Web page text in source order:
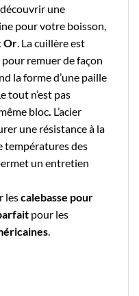
une
pour votre boisson,
Or . La cuillère est
remuer de façon
la forme d’une paille
tout n’est pas
bloc L’acier
une résistance à la
températures des
un entretien
lescalebasse pour
pour les